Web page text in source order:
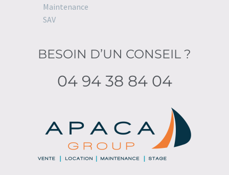
Maintenance
SAV
BESOIN D’UN CONSEIL ?
04 94 38 84 04